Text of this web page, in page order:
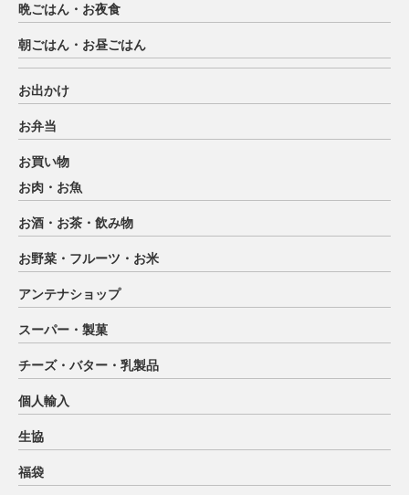
晩ごはん・お夜食
朝ごはん・お昼ごはん
お出かけ
お弁当
お買い物
お肉・お魚
お酒・お茶・飲み物
お野菜・フルーツ・お米
アンテナショップ
スーパー・製菓
チーズ・バター・乳製品
個人輸入
生協
福袋